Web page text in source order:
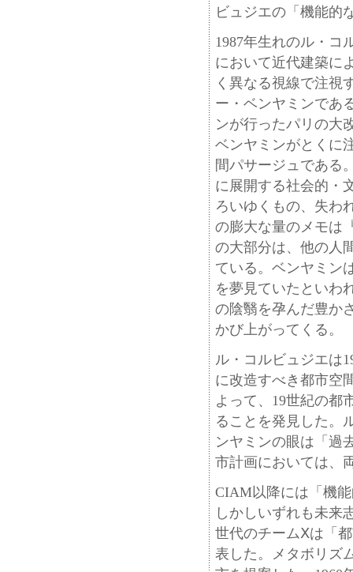
ビュジエの「機能的
1987年生れのル・コ
において近代建築に
く異なる視線で注視
ー・ベンヤミンであ
ンが行ったパリの大
ベンヤミンがとくに
間パサージュである
に展開する社会的・
ろいゆくもの、失わ
の膨大な量のメモは
の大部分は、他の人
ている。ベンヤミン
を夢見ていたといわ
の陰翳を孕んだ豊か
かび上がってくる。
ル・コルビュジエは
に改造すべき都市空
よって、19世紀の都
ることを発見した。
ンヤミンの眼は「過
市計画においては、
CIAM以降には「機
しかしいずれも未来
世代のチームⅩは「
表した。メタボリズ